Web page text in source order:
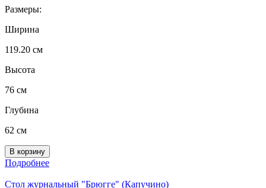
Размеры:
Ширина
119.20 см
Высота
76 см
Глубина
62 см
Подробнее
Стол журнальный "Брюгге" (Капучино)